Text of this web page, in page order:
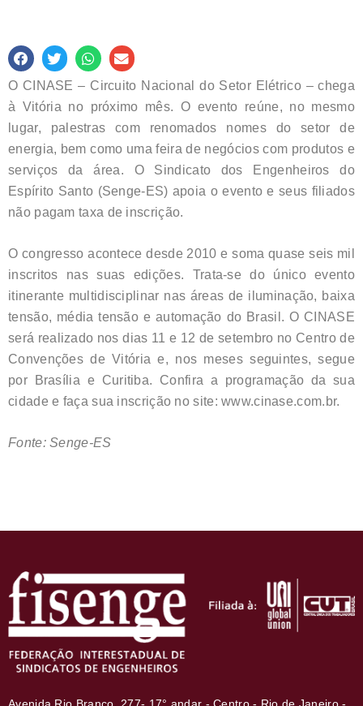
O CINASE – Circuito Nacional do Setor Elétrico – chega
à Vitória no próximo mês. O evento reúne, no mesmo
lugar, palestras com renomados nomes do setor de
energia, bem como uma feira de negócios com produtos e
serviços da área. O Sindicato dos Engenheiros do
Espírito Santo (Senge-ES) apoia o evento e seus filiados
não pagam taxa de inscrição.
O congresso acontece desde 2010 e soma quase seis mil
inscritos nas suas edições. Trata-se do único evento
itinerante multidisciplinar nas áreas de iluminação, baixa
tensão, média tensão e automação do Brasil. O CINASE
será realizado nos dias 11 e 12 de setembro no Centro de
Convenções de Vitória e, nos meses seguintes, segue
por Brasília e Curitiba. Confira a programação da sua
cidade e faça sua inscrição no site: www.cinase.com.br.
Fonte: Senge-ES